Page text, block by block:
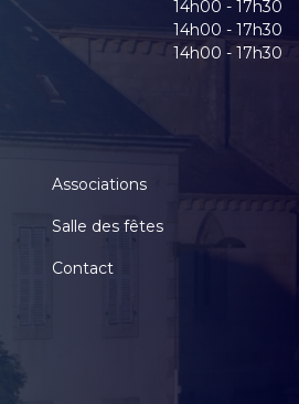
14h00 - 17h30
14h00 - 17h30
14h00 - 17h30
Associations
Salle des fêtes
Contact